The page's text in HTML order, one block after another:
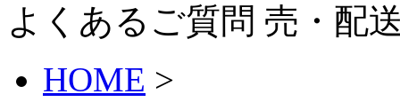
よくあるご質問
HOME >